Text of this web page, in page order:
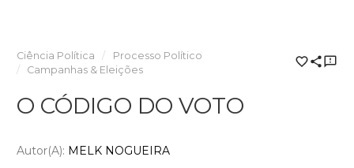
Ciência Política
Processo Político
Campanhas & Eleições
O CÓDIGO DO VOTO
Autor(a): MELK NOGUEIRA